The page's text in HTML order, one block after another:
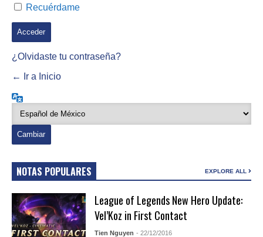
Recuérdame
¿Olvidaste tu contraseña?
← Ir a Inicio
NOTAS POPULARES EXPLORE ALL
League of Legends New Hero Update:
Vel’Koz in First Contact
Tien Nguyen - 22/12/2016